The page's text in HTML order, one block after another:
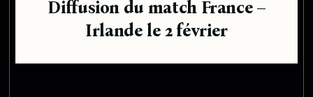
Diffusion du match France –
Irlande le 2 février